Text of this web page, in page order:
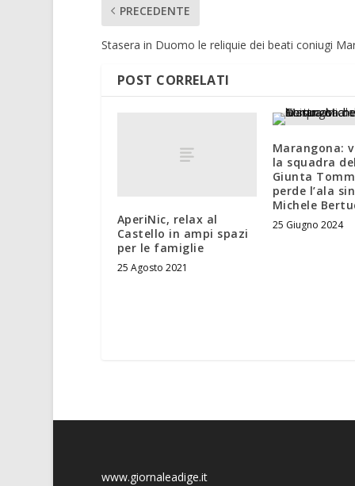
PRECEDENTE
Stasera in Duomo le reliquie dei beati coniugi
POST CORRELATI
AperiNic, relax al
Castello in ampi spazi
per le famiglie
25 Agosto 2021
Marangona:
la squadra
Giunta
perde l’ala
Michele
25 Giugno 2024
www.giornaleadige.it